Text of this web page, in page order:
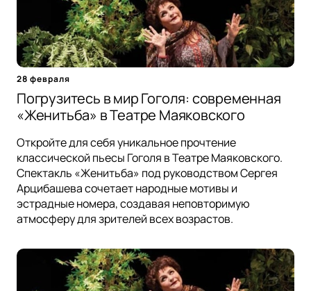
28 февраля
Погрузитесь в мир Гоголя: современная
«Женитьба» в Театре Маяковского
Откройте для себя уникальное прочтение
классической пьесы Гоголя в Театре Маяковского.
Спектакль «Женитьба» под руководством Сергея
Арцибашева сочетает народные мотивы и
эстрадные номера, создавая неповторимую
атмосферу для зрителей всех возрастов.